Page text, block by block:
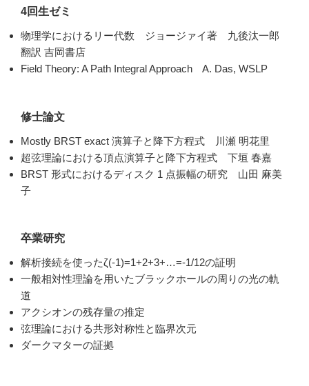
4回生ゼミ
物理学におけるリー代数 ジョージァイ著 九後汰一郎
翻訳 吉岡書店
Field Theory: A Path Integral Approach A. Das, WSLP
修士論文
Mostly BRST exact 演算⼦と降下⽅程式 川瀬 明花⾥
超弦理論における頂点演算⼦と降下⽅程式 下垣 春嘉
BRST 形式におけるディスク 1 点振幅の研究 ⼭⽥ ⿇美
⼦
卒業研究
解析接続を使ったζ(-1)=1+2+3+…=-1/12の証明
一般相対性理論を用いたブラックホールの周りの光の軌
道
アクシオンの残存量の推定
弦理論における共形対称性と臨界次元
ダークマターの証拠